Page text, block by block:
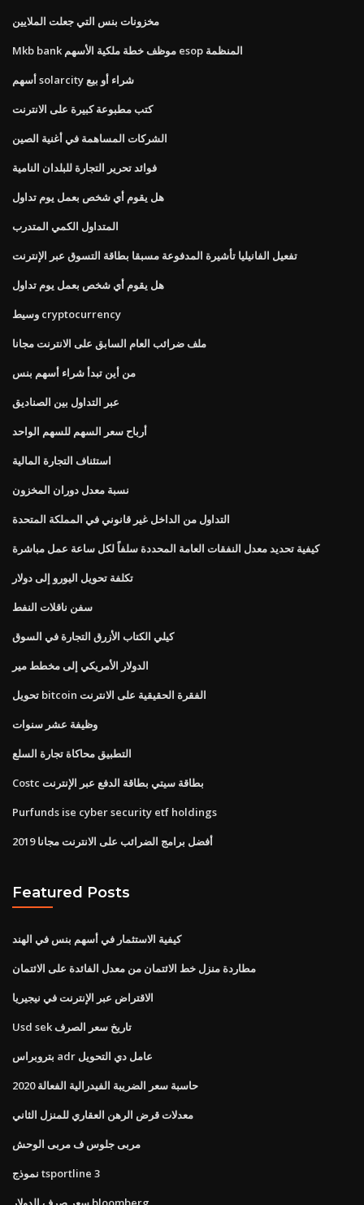
مخزونات بنس التي جعلت الملايين
Mkb bank موظف خطة ملكية الأسهم esop المنظمة
أسهم solarcity شراء أو بيع
كتب مطبوعة كبيرة على الانترنت
الشركات المساهمة في أغنية الصين
فوائد تحرير التجارة للبلدان النامية
هل يقوم أي شخص بعمل يوم تداول
المتداول الكمي المتدرب
تفعيل الفانيليا تأشيرة المدفوعة مسبقا بطاقة التسوق عبر الإنترنت
هل يقوم أي شخص بعمل يوم تداول
وسيط cryptocurrency
ملف ضرائب العام السابق على الانترنت مجانا
من أين تبدأ شراء أسهم بنس
عبر التداول بين الصناديق
أرباح سعر السهم للسهم الواحد
استئناف التجارة المالية
نسبة معدل دوران المخزون
التداول من الداخل غير قانوني في المملكة المتحدة
كيفية تحديد معدل النفقات العامة المحددة سلفاً لكل ساعة عمل مباشرة
تكلفة تحويل اليورو إلى دولار
سفن ناقلات النفط
كيلي الكتاب الأزرق التجارة في السوق
الدولار الأمريكي إلى مخطط مير
تحويل bitcoin الفقرة الحقيقية على الانترنت
وظيفة عشر سنوات
التطبيق محاكاة تجارة السلع
Costc بطاقة سيتي بطاقة الدفع عبر الإنترنت
Purfunds ise cyber security etf holdings
أفضل برامج الضرائب على الانترنت مجانا 2019
Featured Posts
كيفية الاستثمار في أسهم بنس في الهند
مطاردة منزل خط الائتمان من معدل الفائدة على الائتمان
الاقتراض عبر الإنترنت في نيجيريا
Usd sek تاريخ سعر الصرف
بتروبراس adr عامل دي التحويل
حاسبة سعر الضريبة الفيدرالية الفعالة 2020
معدلات قرض الرهن العقاري للمنزل الثاني
مربى جلوس ف مربى الوحش
نموذج tsportline 3